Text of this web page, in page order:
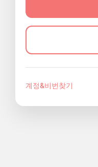
계정&비번찾기